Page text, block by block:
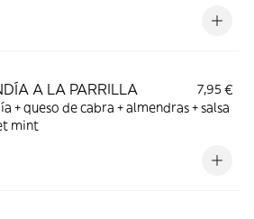
A LA PARRILLA
7,95 €
+ queso de cabra + almendras + salsa
mint